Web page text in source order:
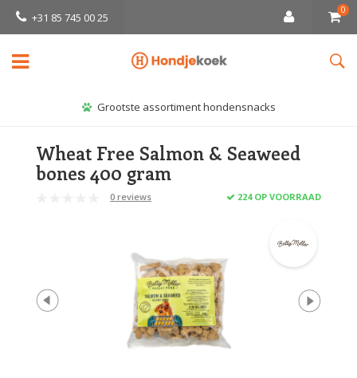
+31 85 745 00 25
0
Grootste assortiment hondensnacks
Wheat Free Salmon & Seaweed
bones 400 gram
0 reviews 224 OP VOORRAAD